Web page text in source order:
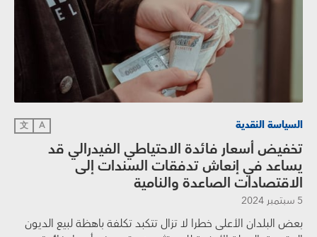
السياسة النقدية A
文
تخفيض أسعار فائدة الاحتياطي الفيدرالي قد
يساعد في إنعاش تدفقات السندات إلى
الاقتصادات الصاعدة والنامية
5 سبتمبر 2024
بعض البلدان الأعلى خطرا لا تزال تتكبد تكلفة باهظة لبيع الديون